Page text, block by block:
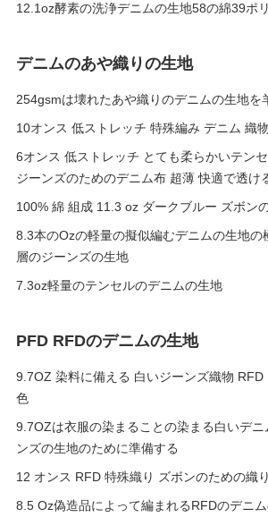
12.1oz酵素の洗浄デニムの生地58の綿39ポ
デニムのあや織りの生地
254gsmは壊れたあや織りのデニムの生地を
10オンス 低ストレッチ 特殊編み デニム 織
6オンス 低ストレッチ とても柔らかいテン
ジーンズのためのデニム布 超薄 快適で透け
100% 綿 組成 11.3 oz ダークブルー ズボン
8.3本のOzの軽量の擬似編むデニムの生地の
層のジーンズの生地
7.3oz軽量のテンセルのデニムの生地
PFD RFDのデニムの生地
9.7OZ 染料に備える 白いジーンズ織物
色
9.7OZは衣服の染まることの染まる白いデ
ンズの生地のために準備する
12 オンス RFD 特殊織り ズボンのための織
8.5 Oz偽造品によって編まれるRFDのデニ